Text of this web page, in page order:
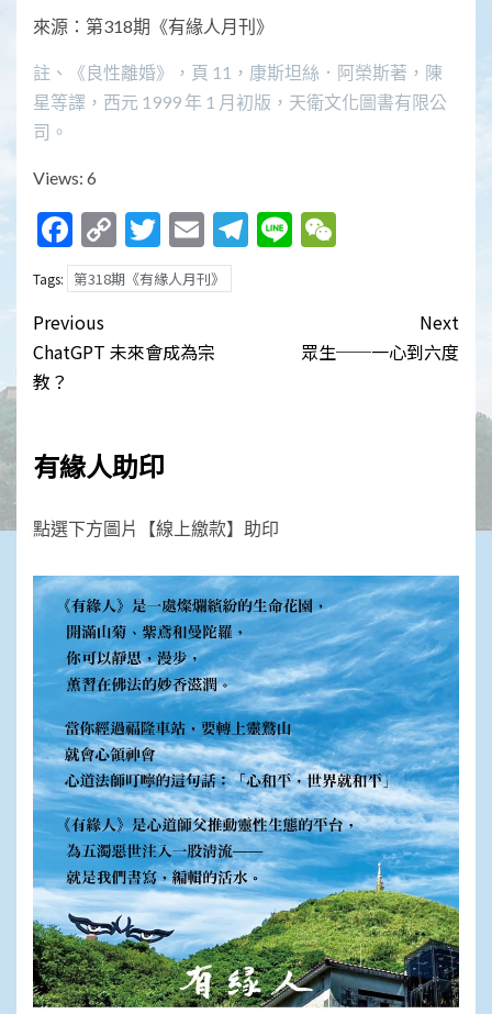
來源：第318期《有緣人月刊》
註、《良性離婚》，頁 11，康斯坦絲．阿榮斯著，陳
星等譯，西元 1999 年 1 月初版，天衛文化圖書有限公
司。
Views: 6
Facebook
Copy
Link
Twitter
EmailTelegram
Line
Tags: 第318期《有緣人月刊》
Post
navigation
Previous
ChatGPT 未來會成為宗
教？
Next
眾生──一心到六度
有緣人助印
點選下方圖片【線上繳款】助印